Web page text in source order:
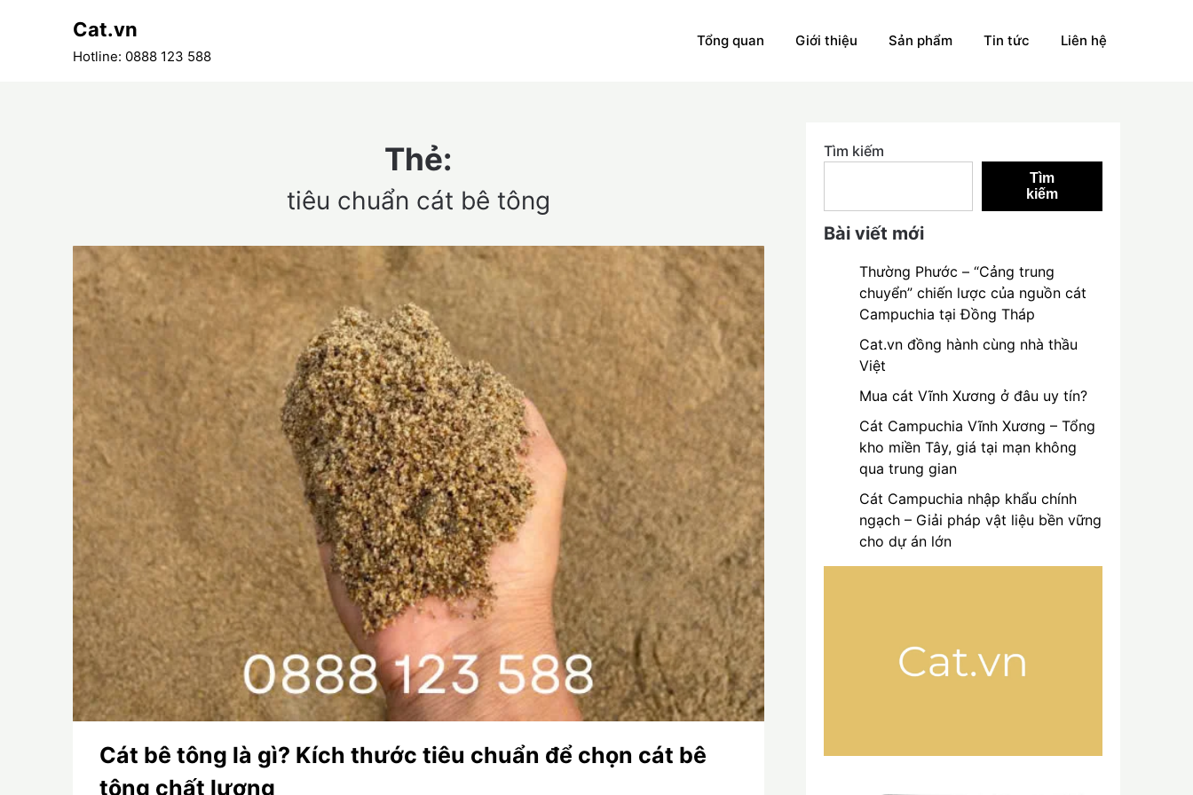
Cat.vn
Hotline: 0888 123 588
Tổng quan Giới thiệu Sản phẩm Tin tức Liên hệ
Thẻ:
tiêu chuẩn cát bê tông
Cát bê tông là gì? Kích thước tiêu chuẩn để chọn cát bê
tông chất lượng
Tìm kiếm
Tìm
kiếm
Bài viết mới
Thường Phước – “Cảng trung
chuyển” chiến lược của nguồn cát
Campuchia tại Đồng Tháp
Cat.vn đồng hành cùng nhà thầu
Việt
Mua cát Vĩnh Xương ở đâu uy tín?
Cát Campuchia Vĩnh Xương – Tổng
kho miền Tây, giá tại mạn không
qua trung gian
Cát Campuchia nhập khẩu chính
ngạch – Giải pháp vật liệu bền vững
cho dự án lớn